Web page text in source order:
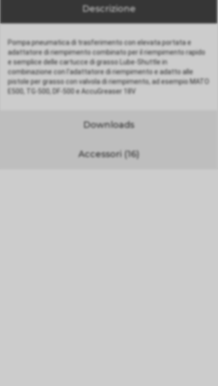
Descrizione
Pompa pneumatica di trasferimento con elevata portata e
adattatore di riempimento combinato per il riempimento rapido
e semplice delle cartucce di grasso Lube-Shuttle in
combinazione con l'adattatore di riempimento e adatto alle
pistole per grasso con valvola di riempimento, ad esempio MATO
E500, TG-500, DF-500 e AccuGreaser 18V
Downloads
Accessori (16)